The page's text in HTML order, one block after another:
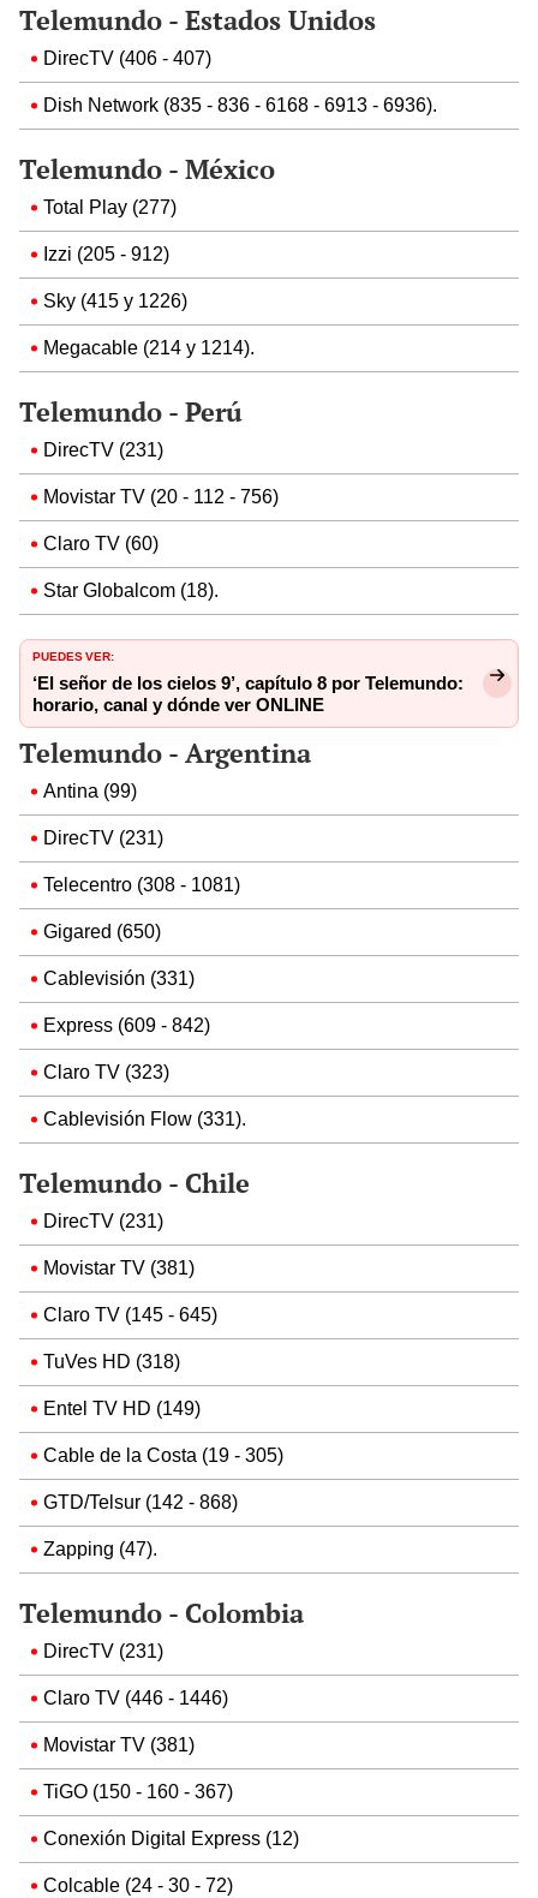
Telemundo - Estados Unidos
DirecTV (406 - 407)
Dish Network (835 - 836 - 6168 - 6913 - 6936).
Telemundo - México
Total Play (277)
Izzi (205 - 912)
Sky (415 y 1226)
Megacable (214 y 1214).
Telemundo - Perú
DirecTV (231)
Movistar TV (20 - 112 - 756)
Claro TV (60)
Star Globalcom (18).
PUEDES VER:
‘El señor de los cielos 9’, capítulo 8 por Telemundo:
horario, canal y dónde ver ONLINE
Telemundo - Argentina
Antina (99)
DirecTV (231)
Telecentro (308 - 1081)
Gigared (650)
Cablevisión (331)
Express (609 - 842)
Claro TV (323)
Cablevisión Flow (331).
Telemundo - Chile
DirecTV (231)
Movistar TV (381)
Claro TV (145 - 645)
TuVes HD (318)
Entel TV HD (149)
Cable de la Costa (19 - 305)
GTD/Telsur (142 - 868)
Zapping (47).
Telemundo - Colombia
DirecTV (231)
Claro TV (446 - 1446)
Movistar TV (381)
TiGO (150 - 160 - 367)
Conexión Digital Express (12)
Colcable (24 - 30 - 72)